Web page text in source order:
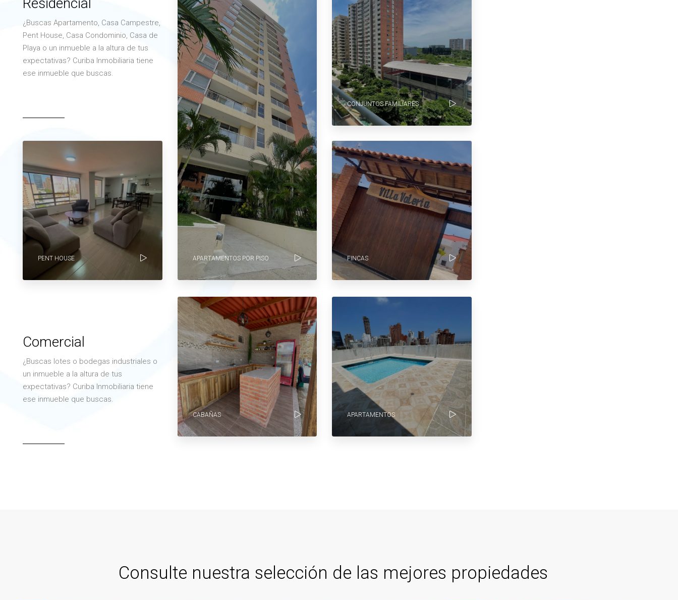
¿Buscas Apartamento, Casa Campestre,
Pent House, Casa Condominio, Casa de
Playa o un inmueble a la altura de tus
expectativas? Curiba Inmobiliaria tiene
ese inmueble que buscas.
PENT HOUSE APARTAMENTOS POR PISO
CONJUNTOS FAMILIARES
FINCAS
Comercial
¿Buscas lotes o bodegas industriales o
un inmueble a la altura de tus
expectativas? Curiba Inmobiliaria tiene
ese inmueble que buscas.
CABAÑAS APARTAMENTOS
Consulte nuestra selección de las mejores propiedades